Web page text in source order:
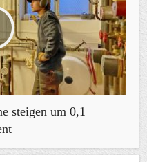
steigen um 0,1